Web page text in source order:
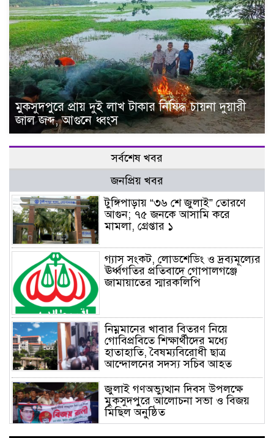
মুকসুদপুরে প্রায় দুই লাখ টাকার নিষিদ্ধ চায়না দুয়ারী
জাল জব্দ, আগুনে ধ্বংস
সর্বশেষ খবর
জনপ্রিয় খবর
টুঙ্গিপাড়ায় “৩৬ শে জুলাই” তোরণে
আগুন; ৭৫ জনকে আসামি করে
মামলা, গ্রেপ্তার ১
গ্যাস সংকট, লোডশেডিং ও দ্রব্যমূল্যের
ঊর্ধ্বগতির প্রতিবাদে গোপালগঞ্জে
জামায়াতের স্মারকলিপি
নিম্নমানের খাবার বিতরণ নিয়ে
গোবিপ্রবিতে শিক্ষার্থীদের মধ্যে
হাতাহাতি, বৈষম্যবিরোধী ছাত্র
আন্দোলনের সদস্য সচিব আহত
জুলাই গণঅভ্যুত্থান দিবস উপলক্ষে
মুকসুদপুরে আলোচনা সভা ও বিজয়
মিছিল অনুষ্ঠিত